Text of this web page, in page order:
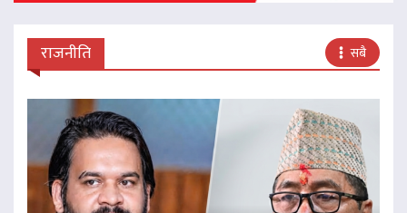
राजनीति सबै